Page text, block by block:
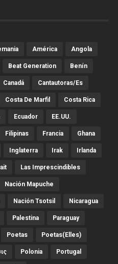
América Angola
Beat Generation Benín
Canadá Cantautoras/es
Costa De Marfil Costa Rica
Ecuador EE.UU.
Filipinas Francia Ghana
Inglaterra Irak Irlanda
Las Imprescindibles
Nación Mapuche
Nación Tsotsil Nicaragua
Palestina Paraguay
Poetas Poetas(Elles)
Polonia Portugal